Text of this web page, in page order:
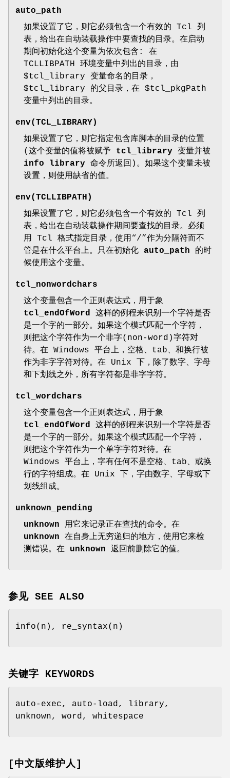
auto_path
如果设置了它，则它必须包含一个有效的 Tcl 列
表，给出在自动装载操作中要查找的目录。在启动
期间初始化这个变量为依次包含: 在
TCLLIBPATH 环境变量中列出的目录，由
$tcl_library 变量命名的目录，
$tcl_library 的父目录，在 $tcl_pkgPath
变量中列出的目录。
env(TCL_LIBRARY)
如果设置了它，则它指定包含库脚本的目录的位置
(这个变量的值将被赋予 tcl_library 变量并被
info library 命令所返回)。如果这个变量未被
设置，则使用缺省的值。
env(TCLLIBPATH)
如果设置了它，则它必须包含一个有效的 Tcl 列
表，给出在自动装载操作期间要查找的目录。必须
用 Tcl 格式指定目录，使用“/”作为分隔符而不
管是在什么平台上。只在初始化 auto_path 的时
候使用这个变量。
tcl_nonwordchars
这个变量包含一个正则表达式，用于象
tcl_endOfWord 这样的例程来识别一个字符是否
是一个字的一部分。如果这个模式匹配一个字符，
则把这个字符作为一个非字(non-word)字符对
待。在 Windows 平台上，空格、tab、和换行被
作为非字字符对待。在 Unix 下，除了数字、字母
和下划线之外，所有字符都是非字字符。
tcl_wordchars
这个变量包含一个正则表达式，用于象
tcl_endOfWord 这样的例程来识别一个字符是否
是一个字的一部分。如果这个模式匹配一个字符，
则把这个字符作为一个单字字符对待。在
Windows 平台上，字有任何不是空格、tab、或换
行的字符组成。在 Unix 下，字由数字、字母或下
划线组成。
unknown_pending
unknown 用它来记录正在查找的命令。在
unknown 在自身上无穷递归的地方，使用它来检
测错误。在 unknown 返回前删除它的值。
参见 SEE ALSO
info(n), re_syntax(n)
关键字 KEYWORDS
auto-exec, auto-load, library,
unknown, word, whitespace
[中文版维护人]